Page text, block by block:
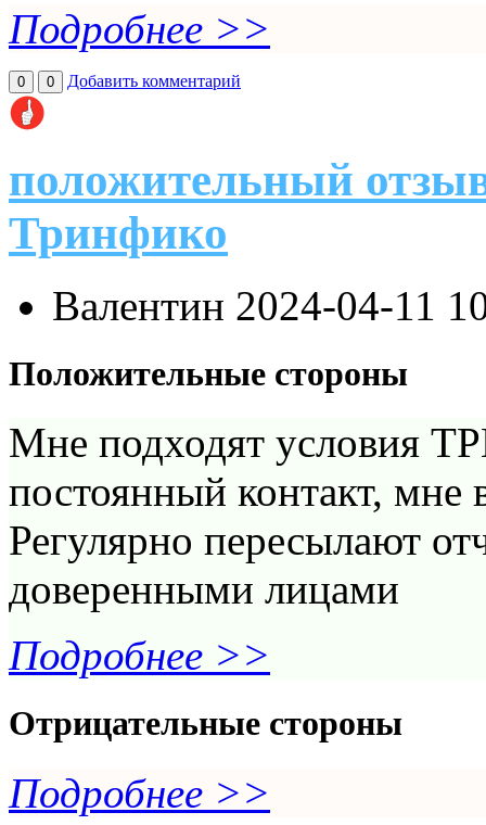
Подробнее >>
0 0 Добавить комментарий
положительный
Тринфико
Валентин 2024-04-11
Положительные стороны
Мне подходят условия
постоянный контакт, мне
Регулярно пересылают
доверенными лицами
Подробнее >>
Отрицательные стороны
Подробнее >>